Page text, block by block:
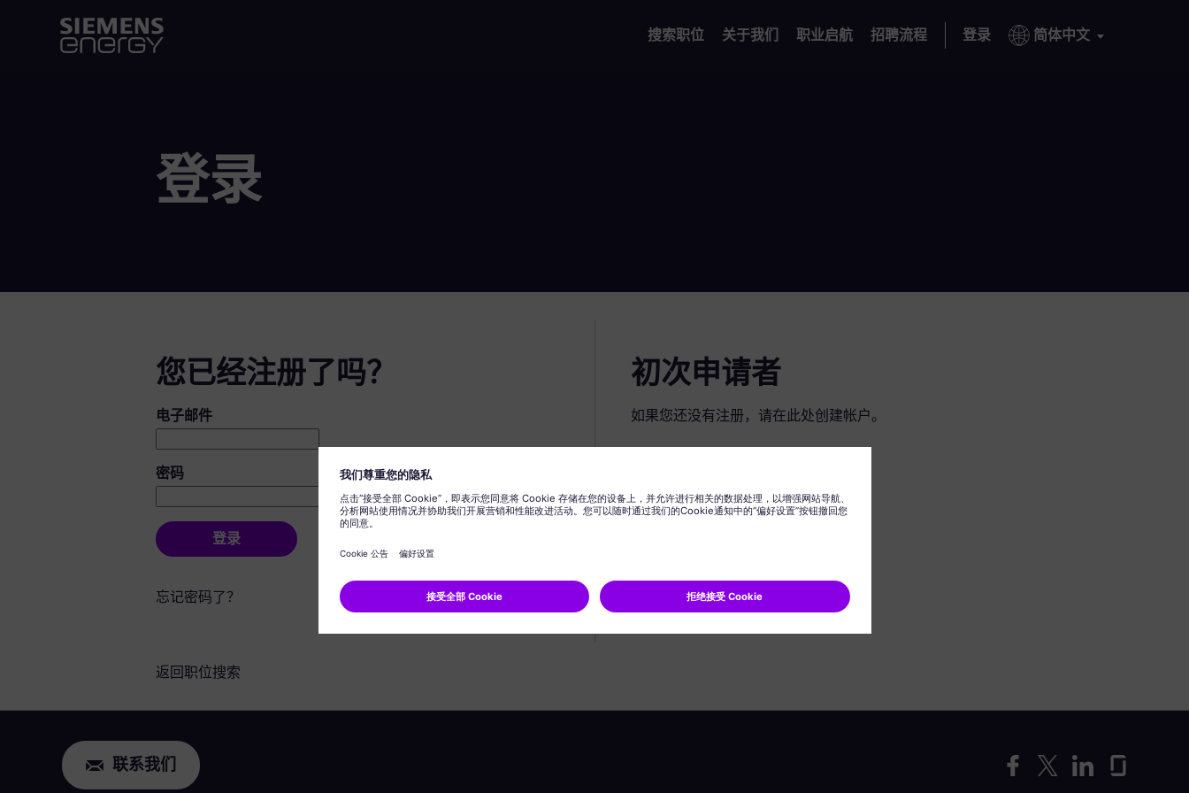
搜索职位 关于我们 职业启航 招聘流程 登录 简体中文
登录
您已经注册了吗？
登录：用户和密码
电子邮件
密码
登录
忘记密码了？
初次申请者
如果您还没有注册，请在此处创建帐户。
返回职位搜索
联系我们